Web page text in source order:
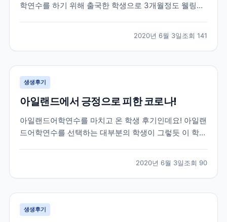
학연수를 하기 위해 출국한 학생으로 3개월정도 웰링턴
크를 위해 대화를 나누면서 받은 카톡이랍니다! 그럼 먼
저 가장 궁금해 하실 학생과의 카톡 후기 먼저 함께 보...
2020년 6월 3일조회 141
생생후기
아일랜드에서 긍정으로 피한 코로나!
아일랜드어학연수를 마치고 온 학생 후기인데요! 아일랜
드어학연수를 선택하는 대부분의 학생이 그렇듯 이 학생
의 워킹홀리데이로 총 33주간의 체류를 목표로 아일랜
드에 작년 11월에 출국한 학생이랍니다! 아쉽게도...
2020년 6월 3일조회 90
생생후기